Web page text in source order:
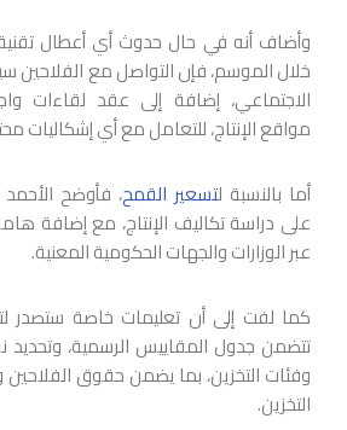
وأضاف أنه في حال حدوث أي أعطال
خلال الموسم، فإن التواصل مع الفلاحين
الاجتماعي، إضافة إلى عقد لقاءات
مواقع الإنتاج، للتعامل مع أي إشكاليات
أما بالنسبة لتسعير القمح، فأوضح
على دراسة تكاليف الإنتاج، مع إضافة
عبر الوزارات والجهات الحكومية المعنية.
كما لفت إلى أن تعليمات خاصة ستصدر
تتضمن جدول المقاييس الرسمية، وتحديد
وفئات التخزين، بما يضمن حقوق
التخزين.